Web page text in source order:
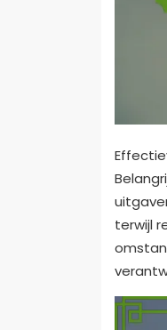
terwijl